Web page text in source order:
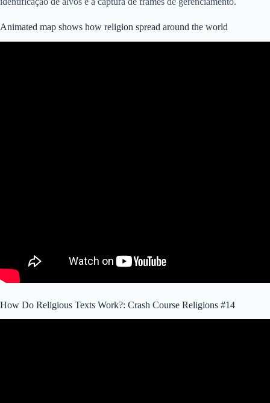
Animated map shows how religion spread around the world
How Do Religious Texts Work?: Crash Course Religions #14